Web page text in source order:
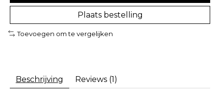
Plaats bestelling
Toevoegen om te vergelijken
Beschrijving Reviews (1)